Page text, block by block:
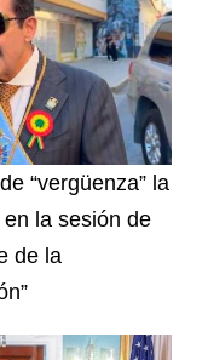
“vergüenza” la
la sesión de
de la